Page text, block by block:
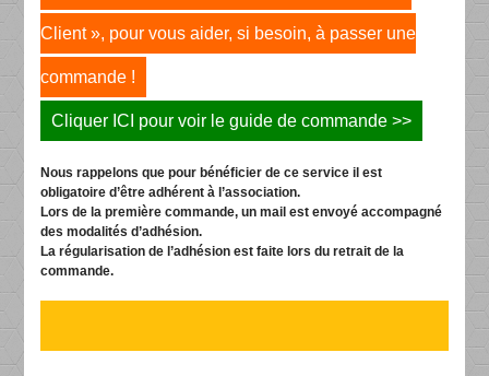
Client », pour vous aider, si besoin, à passer une
commande !
Cliquer ICI pour voir le guide de commande >>
Nous rappelons que pour bénéficier de ce service il est
obligatoire d’être adhérent à l’association.
Lors de la première commande, un mail est envoyé accompagné
des modalités d’adhésion.
La régularisation de l’adhésion est faite lors du retrait de la
commande.